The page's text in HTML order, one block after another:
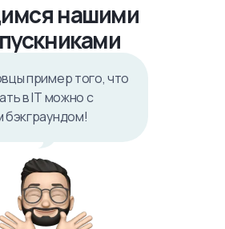
нашими
пример того, что
в IТ можно с